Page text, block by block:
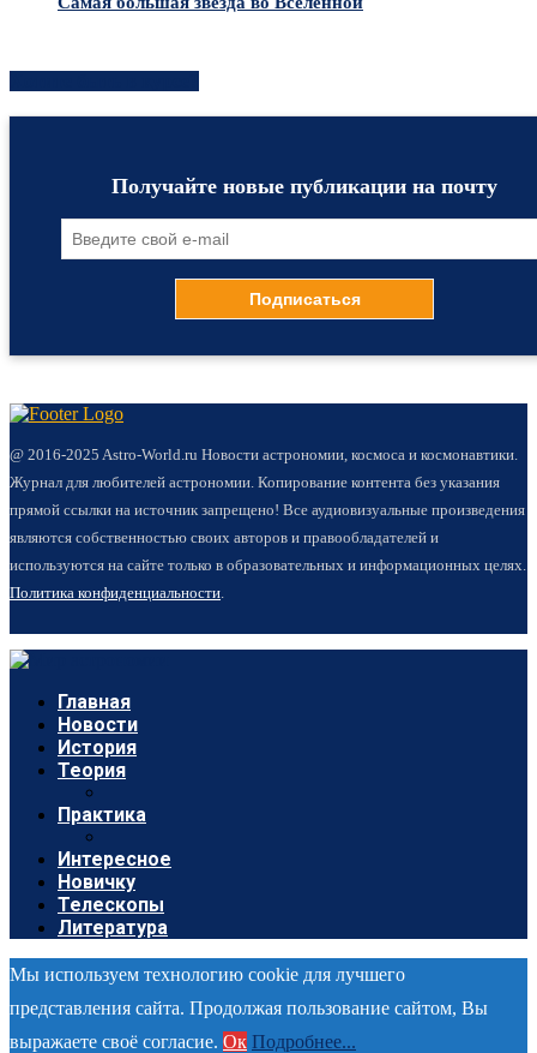
Получайте новые публикации на почту
@ 2016-2025 Astro-World.ru Новости астрономии, космоса и космонавтики.
Журнал для любителей астрономии. Копирование контента без указания
прямой ссылки на источник запрещено! Все аудиовизуальные произведения
являются собственностью своих авторов и правообладателей и
используются на сайте только в образовательных и информационных целях.
Политика конфиденциальности
Главная
Новости
История
Теория
Практика
Интересное
Новичку
Телескопы
Литература
Мы используем технологию cookie для лучшего
представления сайта. Продолжая пользование сайтом, Вы
выражаете своё согласие. Ок Подробнее...